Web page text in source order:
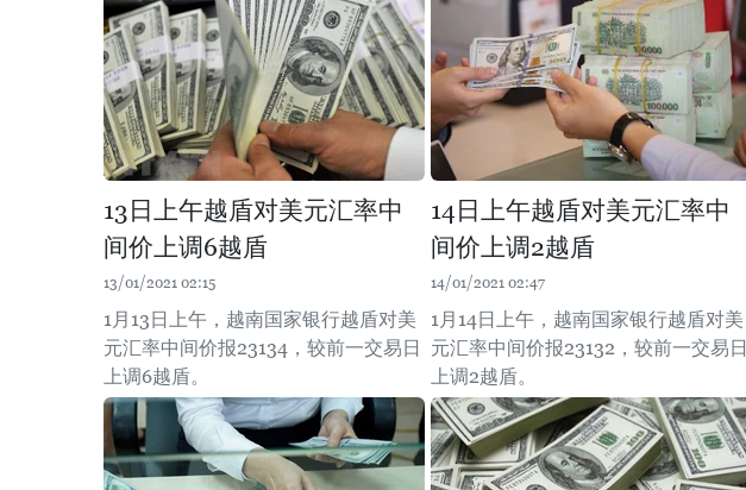
13日上午越盾对美元汇率中
间价上调6越盾
13/01/2021 02:15
1月13日上午，越南国家银行越盾对美
元汇率中间价报23134，较前一交易日
上调6越盾。
14日上午越盾对美元汇率中
间价上调2越盾
14/01/2021 02:47
1月14日上午，越南国家银行越盾对美
元汇率中间价报23132，较前一交易日
上调2越盾。